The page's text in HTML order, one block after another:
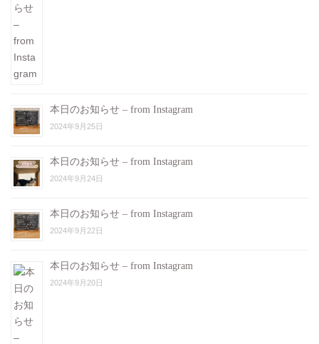
本日のお知らせ – from Instagram
2024年9月25日
本日のお知らせ – from Instagram
2024年9月24日
本日のお知らせ – from Instagram
2024年9月22日
本日のお知らせ – from Instagram
2024年9月20日